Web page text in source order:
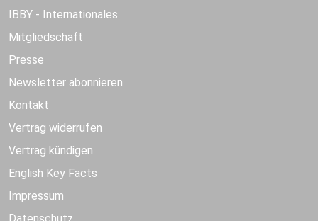
IBBY - Internationales
Mitgliedschaft
Presse
Newsletter abonnieren
Kontakt
Vertrag widerrufen
Vertrag kündigen
English Key Facts
Impressum